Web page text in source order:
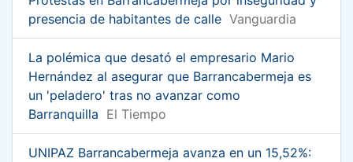
presencia de habitantes de calle Vanguardia
La polémica que desató el empresario Mario
Hernández al asegurar que Barrancabermeja es
un 'peladero' tras no avanzar como
Barranquilla El Tiempo
UNIPAZ Barrancabermeja avanza en un 15,52%: